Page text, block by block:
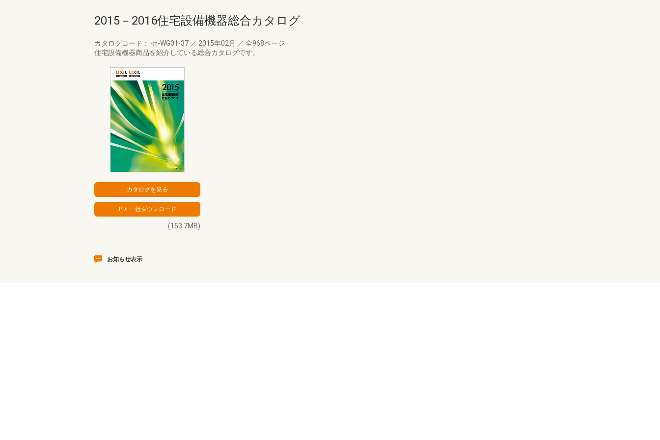
2015－2016住宅設備機器総合カタログ
カタログコード： セ-WG01-37 ／ 2015年02月 ／ 全968ページ
住宅設備機器商品を紹介している総合カタログです。
(153.7MB)
お知らせ表示